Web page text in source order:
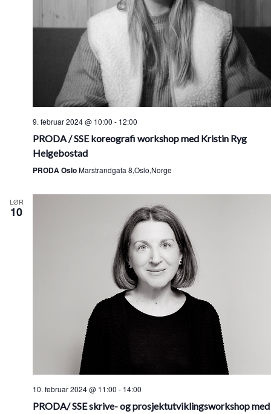
9. februar 2024 @ 10:00 - 12:00
PRODA / SSE koreografi workshop med Kristin Ryg
Helgebostad
PRODA OsloMarstrandgata 8,Oslo,Norge
LØR
10
10. februar 2024 @ 11:00 - 14:00
PRODA/ SSE skrive- og prosjektutviklingsworkshop med